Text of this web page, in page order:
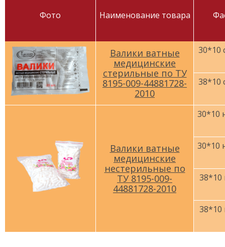
Фото Наименование товара
Валики ватные
медицинские
стерильные по ТУ
8195-009-44881728-
2010
30*10
38*10
Валики ватные
медицинские
нестерильные по
ТУ 8195-009-
44881728-2010
30*10
30*10
38*10
38*10